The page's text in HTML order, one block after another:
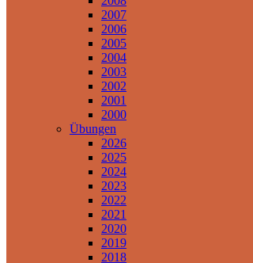
2007
2006
2005
2004
2003
2002
2001
2000
Übungen
2026
2025
2024
2023
2022
2021
2020
2019
2018